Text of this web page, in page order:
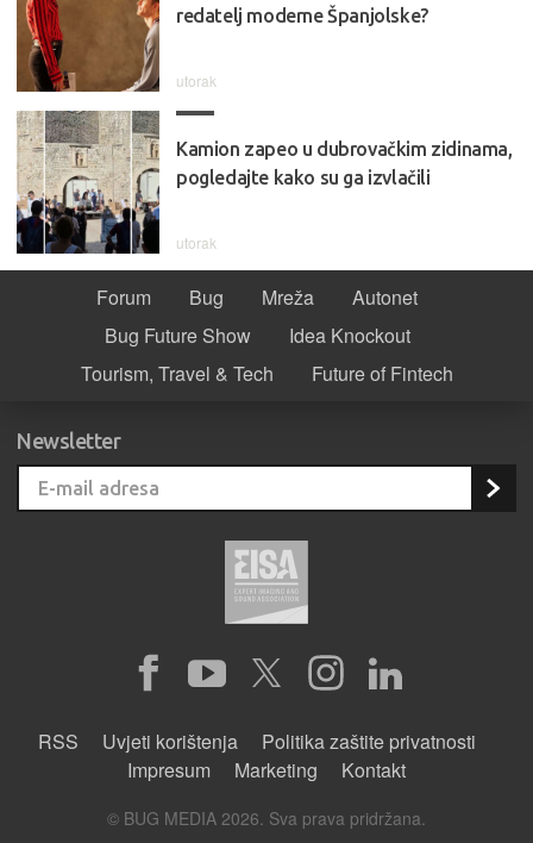
redatelj moderne Španjolske?
utorak
Kamion zapeo u dubrovačkim zidinama,
pogledajte kako su ga izvlačili
utorak
Forum Bug Mreža
Autonet
Bug Future Show
Idea Knockout
Tourism, Travel & Tech
Future of Fintech
Newsletter
RSS Uvjeti korištenja
Politika zaštite privatnosti
Impresum
Marketing Kontakt
© BUG MEDIA 2026. Sva prava pridržana.